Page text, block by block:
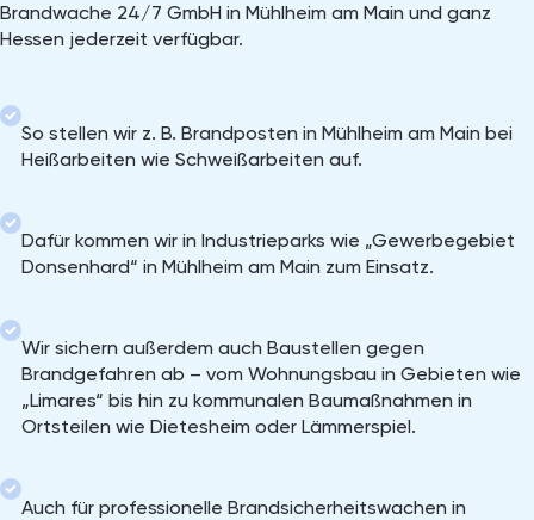
Brandwache 24/7 GmbH in Mühlheim am Main und ganz
Hessen jederzeit verfügbar.
So stellen wir z. B. Brandposten in Mühlheim am Main bei
Heißarbeiten wie Schweißarbeiten auf.
Dafür kommen wir in Industrieparks wie „Gewerbegebiet
Donsenhard“ in Mühlheim am Main zum Einsatz.
Wir sichern außerdem auch Baustellen gegen
Brandgefahren ab – vom Wohnungsbau in Gebieten wie
„Limares“ bis hin zu kommunalen Baumaßnahmen in
Ortsteilen wie Dietesheim oder Lämmerspiel.
Auch für professionelle Brandsicherheitswachen in